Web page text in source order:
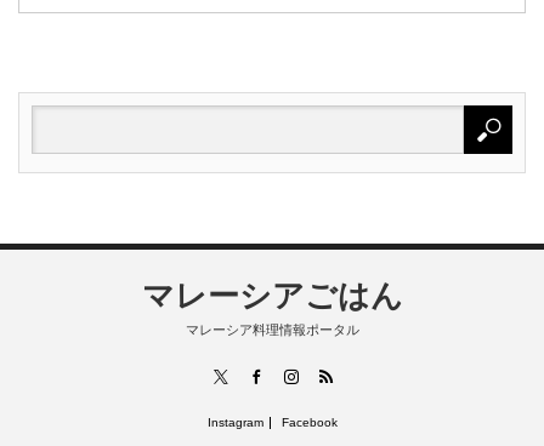
マレーシアごはん
マレーシア料理情報ポータル
FacebookInstagram
RSS
Instagram Facebook